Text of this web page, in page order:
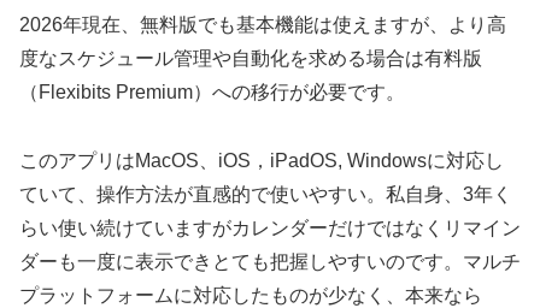
2026年現在、無料版でも基本機能は使えますが、より高
度なスケジュール管理や自動化を求める場合は有料版
（Flexibits Premium）への移行が必要です。
このアプリはMacOS、iOS，iPadOS, Windowsに対応し
ていて、操作方法が直感的で使いやすい。私自身、3年く
らい使い続けていますがカレンダーだけではなくリマイン
ダーも一度に表示できとても把握しやすいのです。マルチ
プラットフォームに対応したものが少なく、本来なら